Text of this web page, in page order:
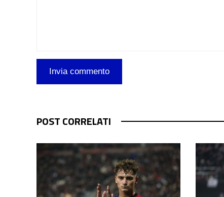
POST CORRELATI